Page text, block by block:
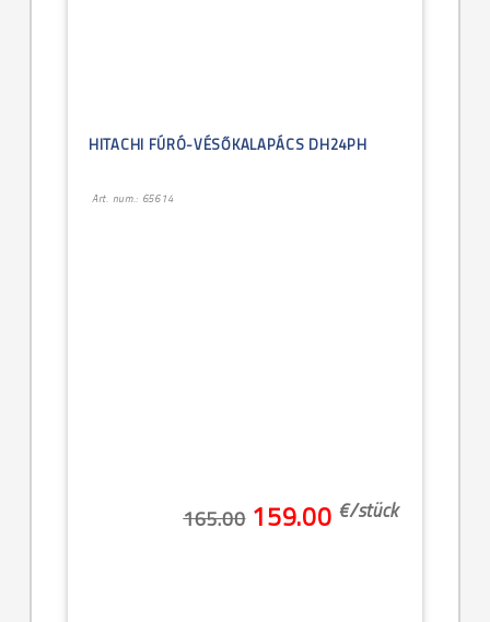
HITACHI FÚRÓ-VÉSŐKALAPÁCS DH24PH
Art. num.: 65614
165.00 159.00 €/stück